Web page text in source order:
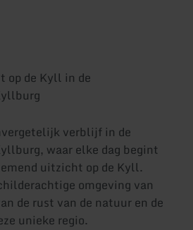
op de Kyll in de
verblijf in de
waar elke dag begint
uitzicht op de Kyll.
omgeving van
de rust van de natuur en de
unieke regio.